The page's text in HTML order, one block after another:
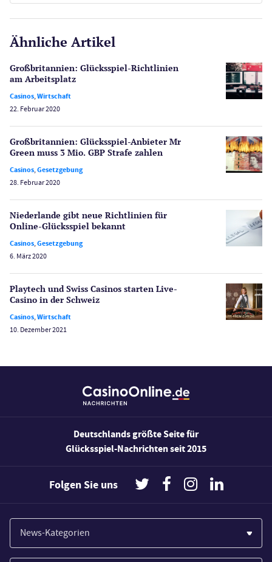
Gesetzgebung
Lotterie
Poker
Schlagzeilen
Spiele
Spielerschutz
Sport
Wetten
Wirtschaft
CasinoOnline.de
PayPal Casinos
Merkur Casinos
Casino Testberichte
Bonus Ohne Einzahlung
Slot Freispiele
Ähnliche Artikel
Großbritannien: Glücksspiel-Richtlinien
am Arbeitsplatz
Casinos,Wirtschaft
22. Februar 2020
Großbritannien: Glücksspiel-Anbieter Mr
Green muss 3 Mio. GBP Strafe zahlen
Casinos,Gesetzgebung
28. Februar 2020
Niederlande gibt neue Richtlinien für
Online-Glücksspiel bekannt
Casinos,Gesetzgebung
6. März 2020
Playtech und Swiss Casinos starten Live-
Casino in der Schweiz
Casinos,Wirtschaft
10. Dezember 2021
Deutschlands größte Seite für
Glücksspiel-Nachrichten seit 2015
Folgen Sie uns
News-Kategorien